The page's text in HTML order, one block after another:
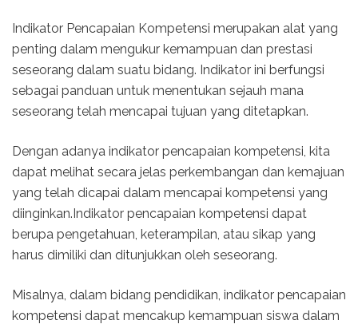
Indikator Pencapaian Kompetensi merupakan alat yang
penting dalam mengukur kemampuan dan prestasi
seseorang dalam suatu bidang. Indikator ini berfungsi
sebagai panduan untuk menentukan sejauh mana
seseorang telah mencapai tujuan yang ditetapkan.
Dengan adanya indikator pencapaian kompetensi, kita
dapat melihat secara jelas perkembangan dan kemajuan
yang telah dicapai dalam mencapai kompetensi yang
diinginkan.Indikator pencapaian kompetensi dapat
berupa pengetahuan, keterampilan, atau sikap yang
harus dimiliki dan ditunjukkan oleh seseorang.
Misalnya, dalam bidang pendidikan, indikator pencapaian
kompetensi dapat mencakup kemampuan siswa dalam